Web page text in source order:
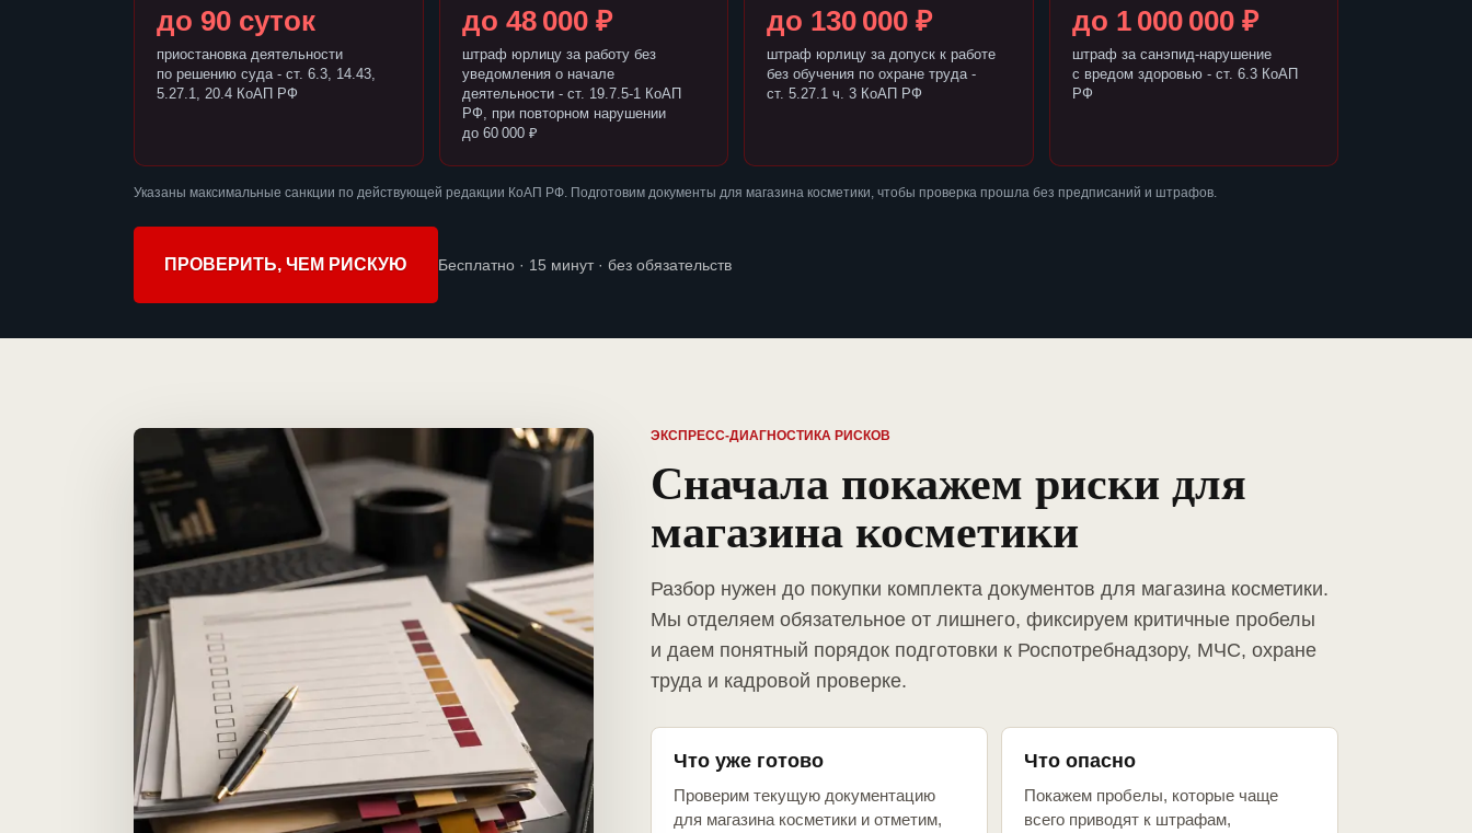
до 90 суток
приостановка деятельности
по решению суда - ст. 6.3, 14.43,
5.27.1, 20.4 КоАП РФ
до 48 000 ₽
штраф юрлицу за работу без
уведомления о начале
деятельности - ст. 19.7.5-1 КоАП
РФ, при повторном нарушении
до 60 000 ₽
до 130 000 ₽
штраф юрлицу за допуск к работе
без обучения по охране труда -
ст. 5.27.1 ч. 3 КоАП РФ
до 1 000 000 ₽
штраф за санэпид-нарушение
с вредом здоровью - ст. 6.3 КоАП
РФ
Указаны максимальные санкции по действующей редакции КоАП РФ. Подготовим документы для магазина косметики, чтобы проверка прошла без предписаний и штрафов.
ПРОВЕРИТЬ, ЧЕМ РИСКУЮ Бесплатно · 15 минут · без обязательств
ЭКСПРЕСС-ДИАГНОСТИКА РИСКОВ
Сначала покажем риски для
магазина косметики
Разбор нужен до покупки комплекта документов для магазина косметики.
Мы отделяем обязательное от лишнего, фиксируем критичные пробелы
и даем понятный порядок подготовки к Роспотребнадзору, МЧС, охране
труда и кадровой проверке.
Что уже готово
Проверим текущую документацию
для магазина косметики и отметим,
Что опасно
Покажем пробелы, которые чаще
всего приводят к штрафам,